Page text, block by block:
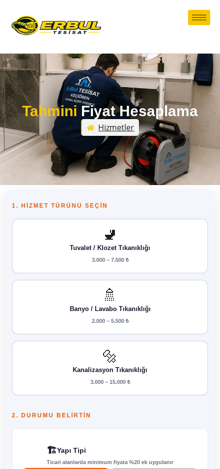
Tahmini Fiyat Hesaplama
Hizmetler
1. HIZMET TÜRÜNÜ SEÇIN
🚽
Tuvalet / Klozet Tıkanıklığı
3.000 – 7.500 ₺
🚿
Banyo / Lavabo Tıkanıklığı
2.000 – 5.500 ₺
🔩
Kanalizasyon Tıkanıklığı
3.000 – 15.000 ₺
2. DURUMU BELIRTIN
🏗️Yapı Tipi
Ticari alanlarda minimum fiyata %20 ek uygulanır